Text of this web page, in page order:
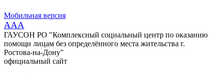
Мобильная версия
AAA
ГАУСОН РО "Комплексный социальный центр по оказанию
помощи лицам без определённого места жительства г.
Ростова-на-Дону"
официальный сайт